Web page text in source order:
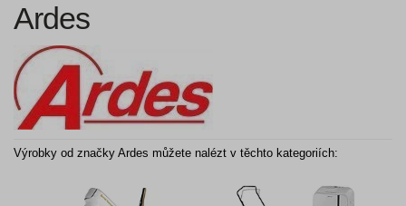
Ardes
Výrobky od značky Ardes můžete nalézt v těchto kategoriích: